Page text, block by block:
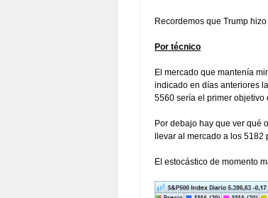
Recordemos que Trump
Por técnico
El mercado que mantenía
indicado en días anteriores
5560 sería el primer objetivo
Por debajo hay que ver qué
llevar al mercado a los
El estocástico de momento